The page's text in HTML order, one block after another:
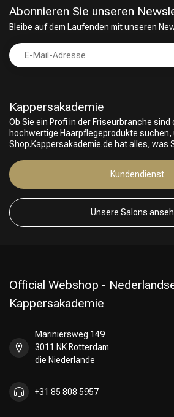
Kappersakademie
Ob Sie ein Profi in der Friseurbranche
hochwertige Haarpflegeprodukte suchen,
Shop.Kappersakademie.de hat alles, was
Kundendienst
Unsere Salons
Abonnieren Sie unseren
Bleibe auf dem Laufenden mit unseren
Official Webshop -
Kappersakademie
Mariniersweg 149
3011 NK Rotterdam
die Niederlande
+31 85 808 5957